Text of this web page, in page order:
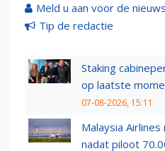
Meld u aan voor de
Tip de redactie
Staking
op laatste
07-08-2026, 15:11
Malaysia
nadat piloot